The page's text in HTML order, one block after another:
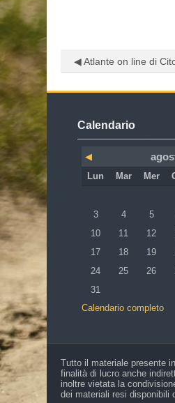
◀︎ Atlante on line di
Calendario
◀︎
Lunedi
Lun Martedì
Mar Mer
Nessun evento,
3 Nessun
4 5
Nessun evento,
10 Nessun
11 12
Nessun evento,
17 Nessun
18 19
Nessun evento,
24 Nessun
25 26
Nessun evento,
31
Calendario completo
Tutto il materiale presente
finalità di lucro anche
inoltre vietata la
dei materiali resi disponibili